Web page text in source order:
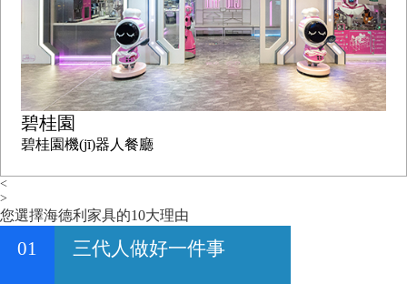
碧桂園
碧桂園機(jī)器人餐廳
<
>
您選擇海德利家具的10大理由
01 三代人做好一件事